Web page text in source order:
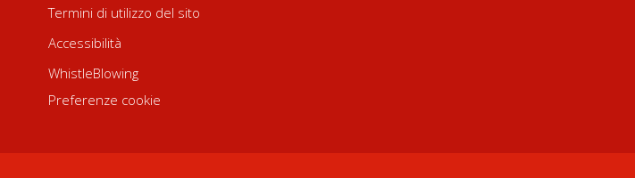
Termini di utilizzo del sito
Accessibilità
WhistleBlowing
Preferenze cookie